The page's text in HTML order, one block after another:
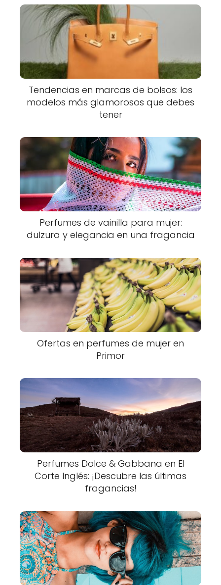
Tendencias en marcas de bolsos: los
modelos más glamorosos que debes
tener
Perfumes de vainilla para mujer:
dulzura y elegancia en una fragancia
Ofertas en perfumes de mujer en
Primor
Perfumes Dolce & Gabbana en El
Corte Inglés: ¡Descubre las últimas
fragancias!